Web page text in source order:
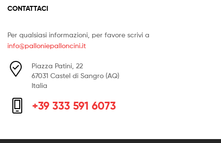
CONTATTACI
Per qualsiasi informazioni, per favore scrivi a
info@palloniepalloncini.it
Piazza Patini, 22
67031 Castel di Sangro (AQ)
Italia
+39 333 591 6073